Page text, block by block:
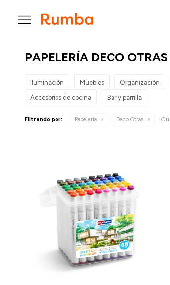

PAPELERÍA DECO OTRAS
Iluminación Muebles Organización
Accesorios de cocina
Bar y parrilla
Filtrando por: Papelería Deco Otras